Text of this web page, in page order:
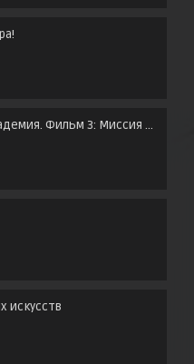
Моя геройская академия. Фильм 3: Миссия мировых героев
искусств